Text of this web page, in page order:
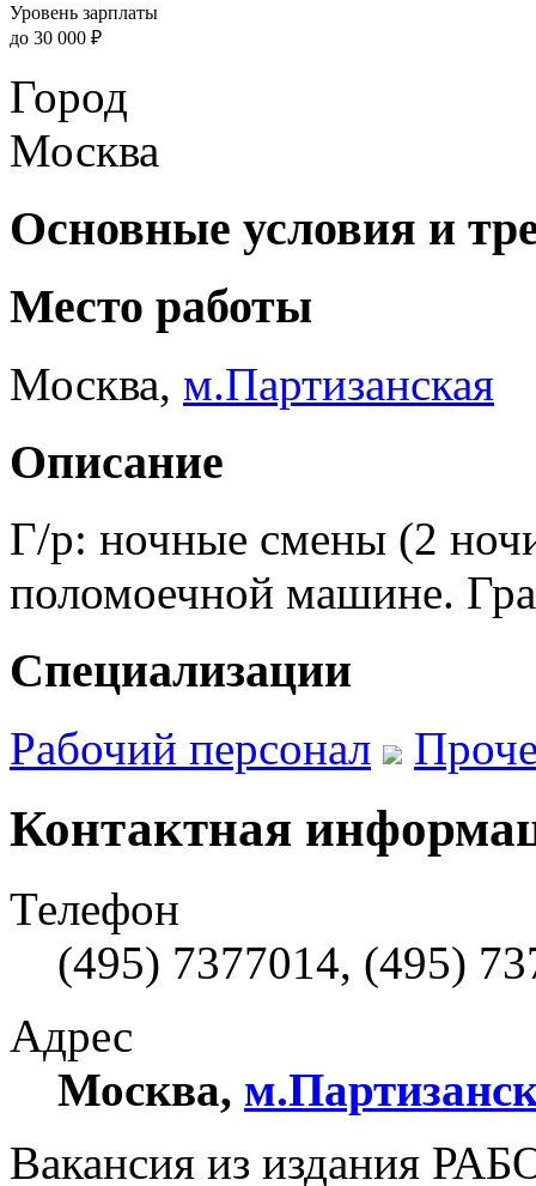
Уровень зарплаты
до 30 000 ₽
Город
Москва
Основные условия и
Место работы
Москва, м.Партизанская
Описание
Г/р: ночные смены (2
поломоечной машине.
Специализации
Рабочий персонал
Контактная
Телефон
(495) 7377014, (495)
Адрес
Москва,
Вакансия из издания